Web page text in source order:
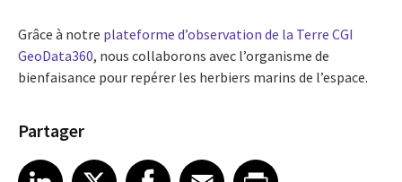
Grâce à notre plateforme d’observation de la Terre CGI
GeoData360, nous collaborons avec l’organisme de
bienfaisance pour repérer les herbiers marins de l’espace.
Partager
Share article on LinkedIn
LinkedIn
Share article on XShare article on Facebook
Facebook
Share article on Email
EmailShare article on Print